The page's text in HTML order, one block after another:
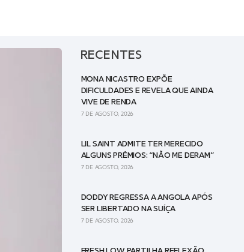
RECENTES
MONA NICASTRO EXPÕE
DIFICULDADES E REVELA QUE AINDA
VIVE DE RENDA
7 DE AGOSTO, 2026
LIL SAINT ADMITE TER MERECIDO
ALGUNS PRÉMIOS: “NÃO ME DERAM”
7 DE AGOSTO, 2026
DODDY REGRESSA A ANGOLA APÓS
SER LIBERTADO NA SUÍÇA
7 DE AGOSTO, 2026